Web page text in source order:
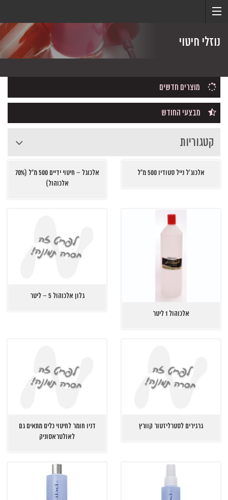
נוזלי חיטוי
מוצרים חדשים
מבצעי החודש
קטגוריות
אלכוג'ל נייל סטודיו 500 מ"ל
אלכוגל – חיטוי ידיים 500 מ"ל (70%
אלכוהול)
אלכוהול 1 ליטר
גלון אלכוהול 5 – ליטר
גרגירים לסטרליזטור קוורץ
דניו חומר לחיטוי כלים מתאים גם
לאולטראסוניק